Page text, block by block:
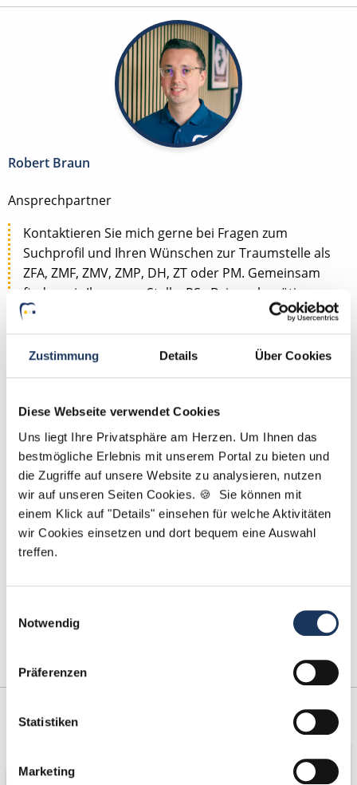
Zustimmung Details Über Cookies
Diese Webseite verwendet Cookies
Uns liegt Ihre Privatsphäre am Herzen. Um Ihnen das
bestmögliche Erlebnis mit unserem Portal zu bieten und
die Zugriffe auf unsere Website zu analysieren, nutzen
wir auf unseren Seiten Cookies. 🍪 Sie können mit
einem Klick auf "Details" einsehen für welche Aktivitäten
wir Cookies einsetzen und dort bequem eine Auswahl
treffen.
Notwendig
Präferenzen
Statistiken
Marketing
Robert Braun
Ansprechpartner
Kontaktieren Sie mich gerne bei Fragen zum
Suchprofil und Ihren Wünschen zur Traumstelle als
ZFA, ZMF, ZMV, ZMP, DH, ZT oder PM. Gemeinsam
finden wir Ihre neue Stelle. PS.: Bei uns benötigen
Sie lediglich einen Lebenslauf und kein Anschreiben.
Jetzt zur kostenlosen Stellenanfrage
Tel.: +49 (0) 521 / 911 730 44
Fax: +49 (0) 521 / 911 730 41
bewerbung@dzas.de
Kooperations-
Netzwerk-Partner